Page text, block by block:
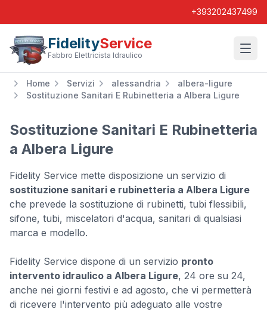
+393202437499
FidelityService
Fabbro Elettricista Idraulico
Home Servizi alessandria
albera-ligure
Sostituzione Sanitari E Rubinetteria a Albera Ligure
Sostituzione Sanitari E Rubinetteria
a Albera Ligure
Fidelity Service mette disposizione un servizio di
sostituzione sanitari e rubinetteria a Albera Ligure
che prevede la sostituzione di rubinetti, tubi flessibili,
sifone, tubi, miscelatori d'acqua, sanitari di qualsiasi
marca e modello.
Fidelity Service dispone di un servizio pronto
intervento idraulico a Albera Ligure, 24 ore su 24,
anche nei giorni festivi e ad agosto, che vi permetterà
di ricevere l'intervento più adeguato alle vostre